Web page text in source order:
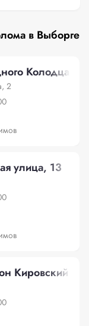
в Выборге
Колодца, 2
2
улица, 13
Кировский